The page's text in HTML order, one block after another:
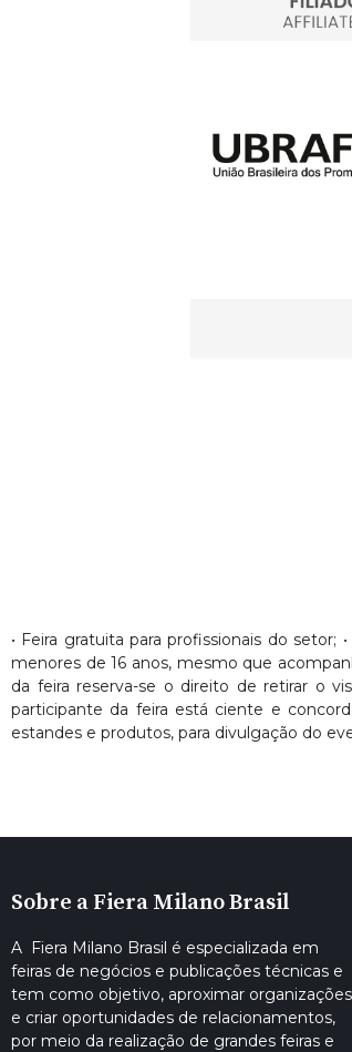
• Feira gratuita para profissionais do
menores de 16 anos, mesmo que
da feira reserva-se o direito de retirar o
participante da feira está ciente e
estandes e produtos, para divulgação do
Sobre a Fiera Milano Brasil
A Fiera Milano Brasil é especializada em
feiras de negócios e publicações técnicas e
tem como objetivo, aproximar organizações
e criar oportunidades de relacionamentos,
por meio da realização de grandes feiras e